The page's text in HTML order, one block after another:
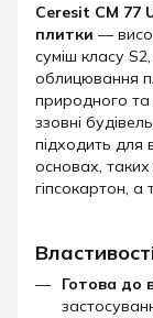
Ceresit CM 77
плитки —
суміш класу
облицювання
природного та
ззовні
підходить для
основах,
гіпсокартон, а
Готова до